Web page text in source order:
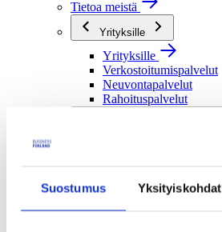
Suostumus Yksityiskohdat
Tietoa meistä
Yrityksille
Yrityksille
Verkostoitumispalvelut
Neuvontapalvelut
Rahoituspalvelut